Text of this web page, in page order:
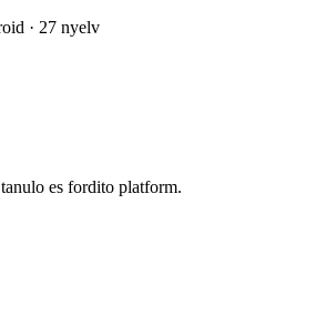
· 27 nyelv
es fordito platform.